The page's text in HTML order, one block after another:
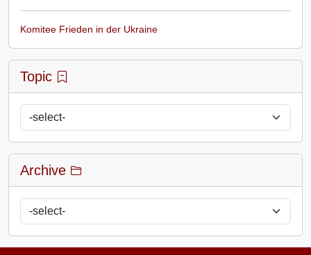
Komitee Frieden in der Ukraine
Topic
Archive